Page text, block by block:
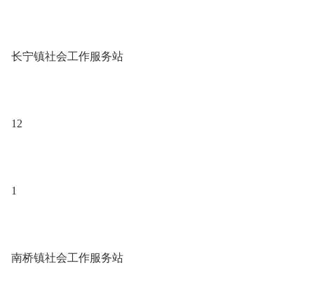
长宁镇社会工作服务站
12
1
南桥镇社会工作服务站